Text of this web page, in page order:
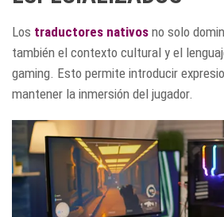
Los traductores nativos no solo
también el contexto cultural y el
gaming. Esto permite introducir
mantener la inmersión del jugador.